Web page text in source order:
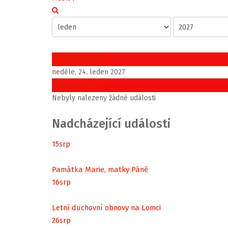
Předchozí den
neděle, 24. leden 2027
Následující den
Nebyly nalezeny žádné události
Nadcházející události
15srp
Památka Marie, matky Páně
16srp
Letní duchovní obnovy na Lomci
26srp